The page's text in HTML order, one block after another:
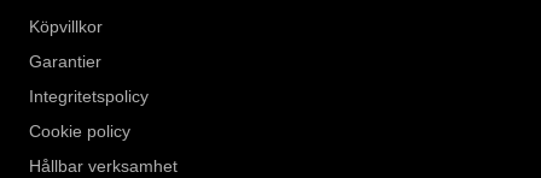
Köpvillkor
Garantier
Integritetspolicy
Cookie policy
Hållbar verksamhet